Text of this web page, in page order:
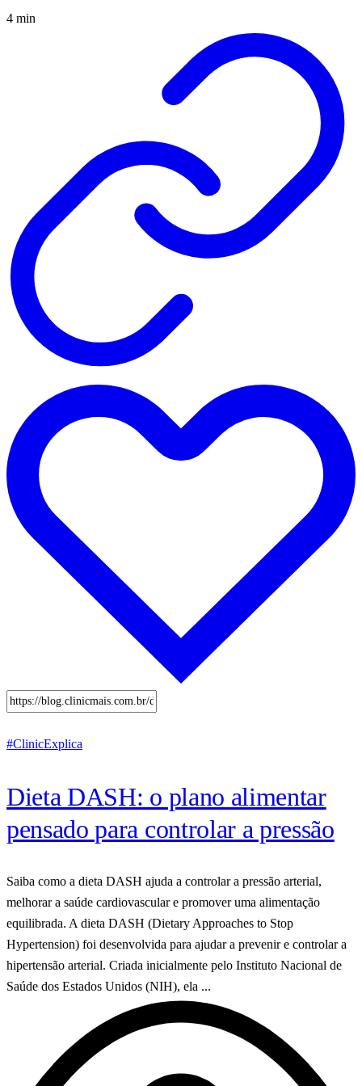
4 min
#ClinicExplica
Dieta DASH: o plano alimentar
pensado para controlar a pressão
Saiba como a dieta DASH ajuda a controlar a pressão arterial,
melhorar a saúde cardiovascular e promover uma alimentação
equilibrada. A dieta DASH (Dietary Approaches to Stop
Hypertension) foi desenvolvida para ajudar a prevenir e controlar a
hipertensão arterial. Criada inicialmente pelo Instituto Nacional de
Saúde dos Estados Unidos (NIH), ela ...